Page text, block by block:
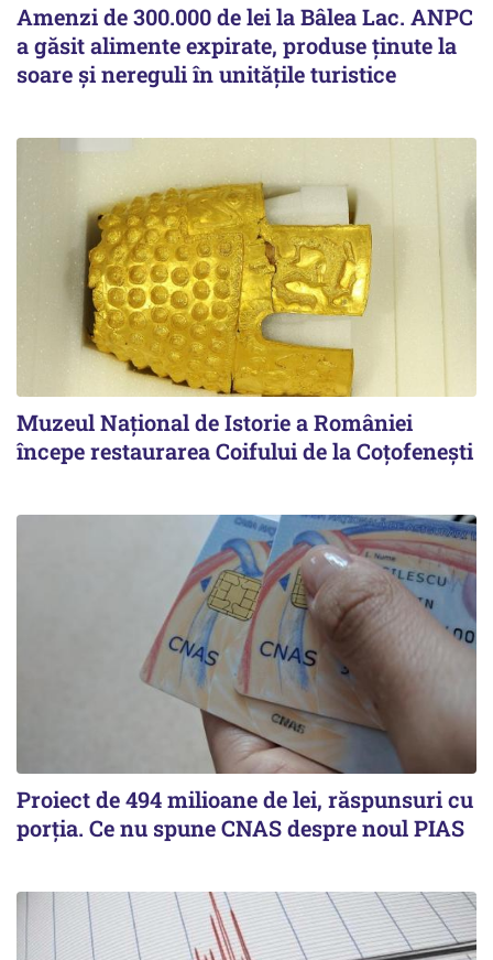
Amenzi de 300.000 de lei la Bâlea Lac. ANPC
a găsit alimente expirate, produse ținute la
soare și nereguli în unitățile turistice
Muzeul Național de Istorie a României
începe restaurarea Coifului de la Coțofenești
Proiect de 494 milioane de lei, răspunsuri cu
porția. Ce nu spune CNAS despre noul PIAS